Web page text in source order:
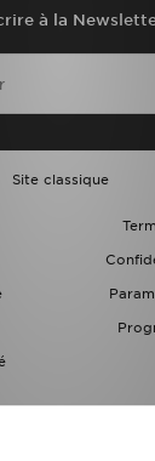
à la
Site classique